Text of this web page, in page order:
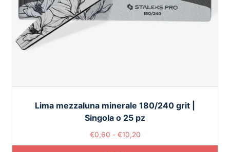
Lima mezzaluna minerale 180/240 grit |
Singola o 25 pz
€0,60 - €10,20